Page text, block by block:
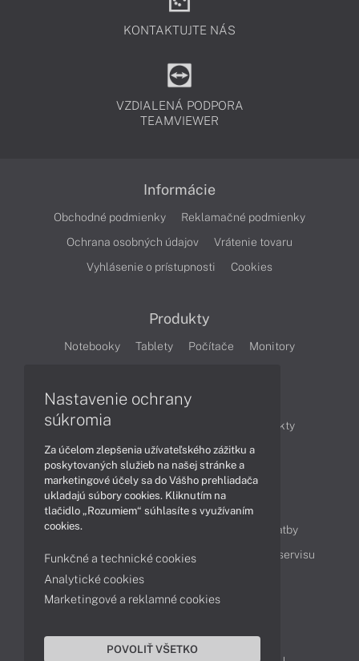
KONTAKTUJTE NÁS
VZDIALENÁ PODPORA
TEAMVIEWER
Informácie
Obchodné podmienky
Reklamačné podmienky
Ochrana osobných údajov
Vrátenie tovaru
Vyhlásenie o prístupnosti
Cookies
Produkty
Notebooky Tablety Počítače Monitory
Články
Obchodné informácie
Produkty
Technológie
Videá
Obsah
Ako nakupovať
Možnosti doručenia a platby
Podpora a servis
Servisné služby Cenník servisu
Kontakty
043 4224 771
Obchodné oddelenie
Nastavenie ochrany
súkromia
Za účelom zlepšenia užívateľského zážitku a
poskytovaných služieb na našej stránke a
marketingové účely sa do Vášho prehliadača
ukladajú súbory cookies. Kliknutím na
tlačidlo „Rozumiem“ súhlasíte s využívaním
cookies.
Funkčné a technické cookies
Analytické cookies
Marketingové a reklamné cookies
POVOLIŤ VŠETKO